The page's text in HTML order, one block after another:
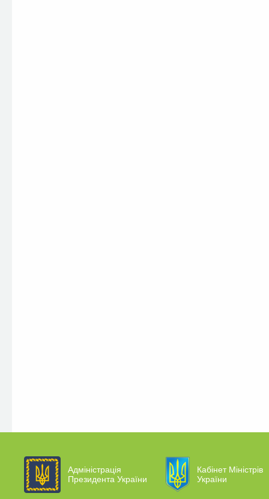
Адміністрація
Президента України
Кабінет Міністрів
України